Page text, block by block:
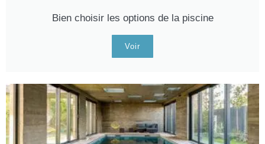
Bien choisir les options de la piscine
Voir